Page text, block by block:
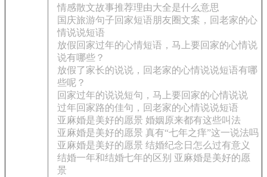
情感散文故事推荐理由大全是什么意思
国庆旅游句子回家短语朋友圈文案，回老家的心
情说说短语
放假回家过年的心情短语，马上要回家的心情说
说有哪些？
放假了家长的说说，回老家的心情说说短语有哪
些呢？
回家过年的说说短句，马上要回家的心情说说
过年回家路的佳句，回老家的心情说说短语
亚麻婚是美好的愿景 婚姻原来都有这些叫法
亚麻婚是美好的愿景 真有“七年之痒”这一说法吗
亚麻婚是美好的愿景 结婚纪念日怎么过有意义
结婚一年和结婚七年的区别 亚麻婚是美好的愿
景